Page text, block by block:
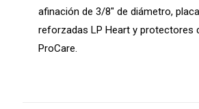
afinación de 3/8″ de diámetro,
reforzadas LP Heart y protectores
ProCare.